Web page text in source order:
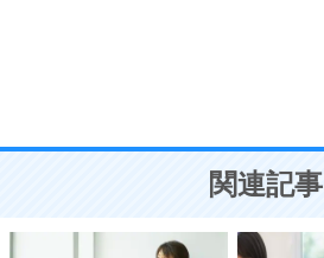
ことが大切。
関連記事